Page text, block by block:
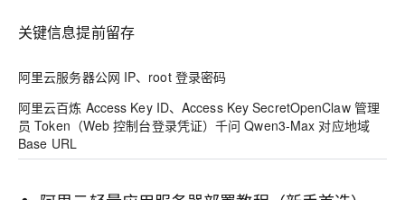
关键信息提前留存
阿里云服务器公网 IP、root 登录密码
阿里云百炼 Access Key ID、Access Key SecretOpenClaw 管理
员 Token（Web 控制台登录凭证）千问 Qwen3-Max 对应地域
Base URL